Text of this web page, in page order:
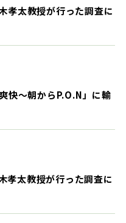
孝太教授が行った調査に
快～朝からP.O.N」に輸
孝太教授が行った調査に